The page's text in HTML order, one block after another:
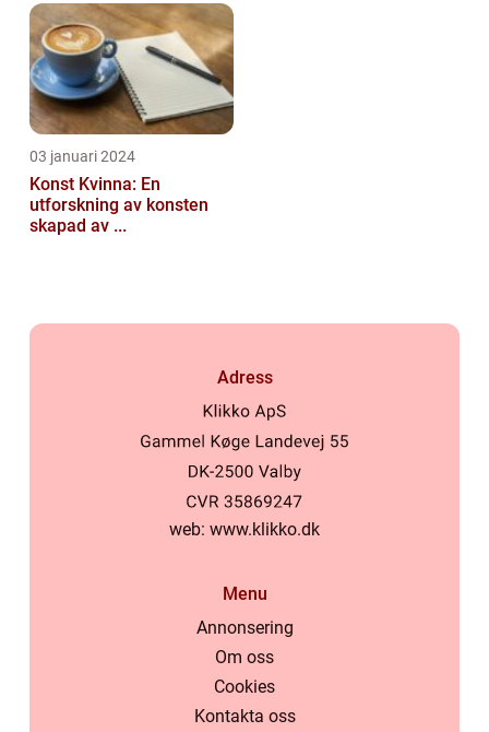
03 januari 2024
Konst Kvinna: En
utforskning av konsten
skapad av ...
Adress
web: www.klikko.dk
Menu
Annonsering
Om oss
Cookies
Kontakta oss